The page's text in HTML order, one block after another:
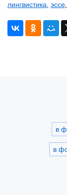
лингвистика, эссе,
в
в